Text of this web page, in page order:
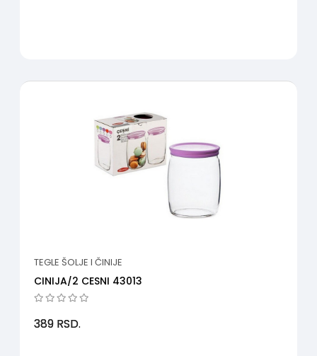
TEGLE ŠOLJE I ČINIJE
CINIJA/2 CESNI 43013
389 RSD.